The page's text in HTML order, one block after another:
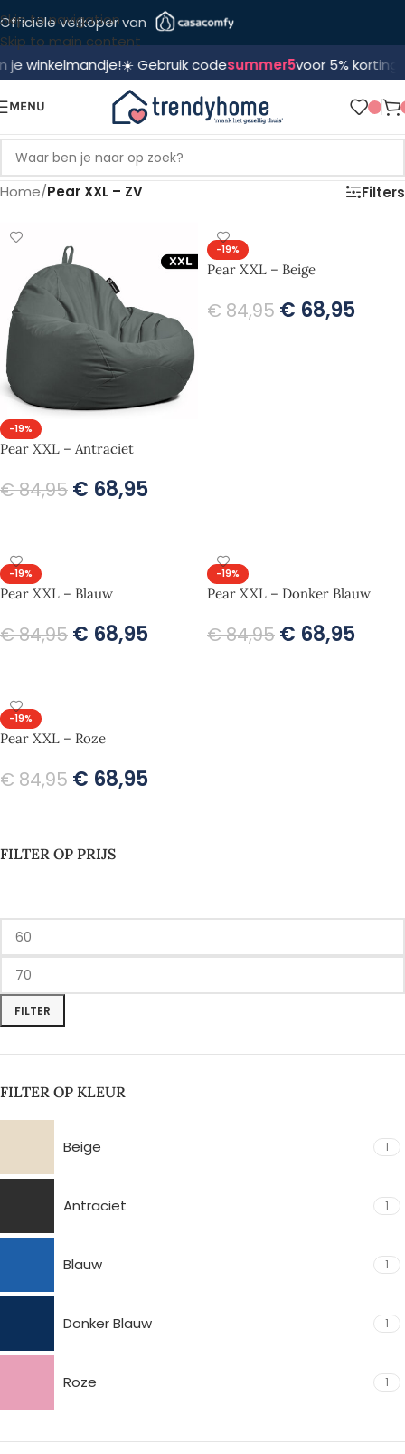
Skip to navigation
Skip to main content
Officiële verkoper van
☀️ Gebruik codesummer5voor 5% korting! 🛍️
MENU
FILTER OP PRIJS
FILTER
FILTER OP KLEUR
Beige 1
Antraciet 1
Blauw 1
Donker Blauw 1
Roze 1
Home/Pear XXL – ZV Filters
-19%
Pear XXL – Antraciet
€84,95 € 68,95
-19%
Pear XXL – Beige
€84,95 € 68,95
-19%
Pear XXL – Blauw
€84,95 € 68,95
-19%
Pear XXL – Donker Blauw
€84,95 € 68,95
-19%
Pear XXL – Roze
€84,95 € 68,95